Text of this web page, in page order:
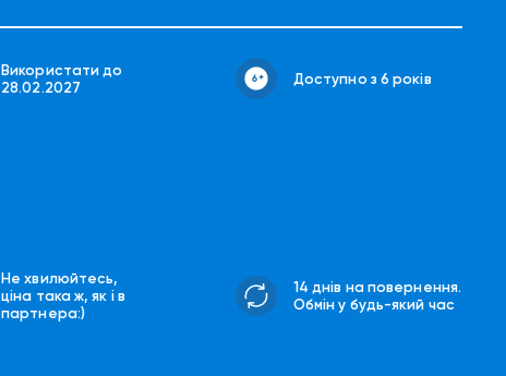
Використати до
28.02.2027
Доступно з 6 років
Не хвилюйтесь,
ціна така ж, як і в
партнера:)
14 днів на повернення.
Обмін у будь-який час